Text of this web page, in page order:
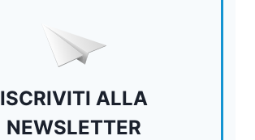
ISCRIVITI ALLA
NEWSLETTER